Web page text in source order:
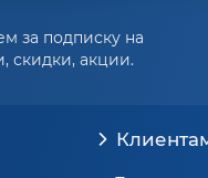
за подписку на
скидки, акции.